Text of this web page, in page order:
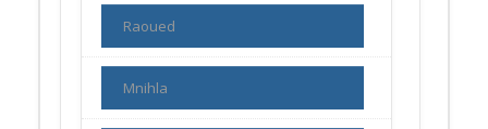
Raoued
Mnihla